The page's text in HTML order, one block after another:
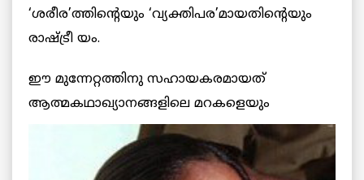
‘ശരീര’ത്തിന്‍റെയും ‘വ്യക്തിപര’മായതിന്‍റെയും
രാഷ്ട്രീ യം.
ഈ മുന്നേറ്റത്തിനു സഹായകരമായത്
ആത്മകഥാഖ്യാനങ്ങളിലെ മറകളെയും